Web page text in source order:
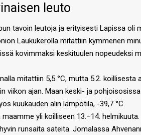
leuto
tavoin leutoja ja erityisesti Lapissa
Laukukerolla mitattiin kymmenen
kovimmaksi keskituulen nopeudeksi
mitattiin 5,5 °C, mutta 5.2.
viikon ajan. Maan keski- ja
kuukauden alin lämpötila, -39,7 °C.
yli koilliseen 13.–14.
runsaita sateita. Jomalassa